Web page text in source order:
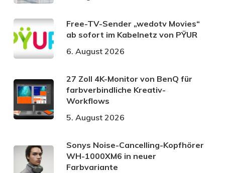
Free-TV-Sender „wedotv Movies“
ab sofort im Kabelnetz von PŸUR
6. August 2026
27 Zoll 4K-Monitor von BenQ für
farbverbindliche Kreativ-
Workflows
5. August 2026
Sonys Noise-Cancelling-Kopfhörer
WH-1000XM6 in neuer
Farbvariante